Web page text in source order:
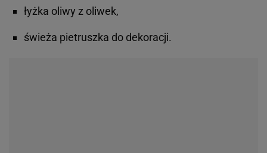
łyżka oliwy z oliwek,
świeża pietruszka do dekoracji.